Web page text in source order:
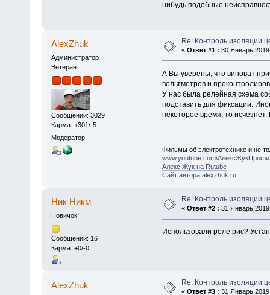
нибудь подобные
AlexZhuk
Администратор
Ветеран
Сообщений: 3029
Карма: +301/-5
Модератор
Re: Контроль изоляции
« Ответ #1 : 30 Январь
А Вы уверены, что виноват
вольтметров и
У нас была релейная схема
подставить для фиксации.
некоторое время, то
Фильмы об электротехнике и не
www.youtube.com\АлексЖукПрофи
Алекс Жук на Rutube
Сайт автора alexzhuk.ru
Ник Никм
Новичок
Сообщений: 16
Карма: +0/-0
Re: Контроль изоляции
« Ответ #2 : 31 Январь
Использовали реле рис?
AlexZhuk Re: Контроль изоляции
« Ответ #3 : 31 Январь